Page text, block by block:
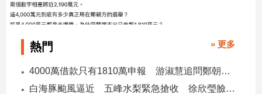
尚
追
熱門 » 更多
4000萬借款只有1810萬申報 游淑慧追問鄭朝方：2190萬差額去哪了
白海豚颱風逼近 五峰水梨緊急搶收 徐欣瑩臉書急呼「搶救五峰水梨」